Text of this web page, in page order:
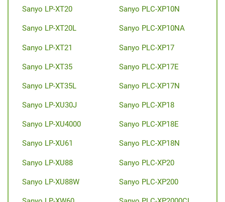
Sanyo LP-XT20
Sanyo LP-XT20L
Sanyo LP-XT21
Sanyo LP-XT35
Sanyo LP-XT35L
Sanyo LP-XU30J
Sanyo LP-XU4000
Sanyo LP-XU61
Sanyo LP-XU88
Sanyo LP-XU88W
Sanyo PLC-XP10N
Sanyo PLC-XP10NA
Sanyo PLC-XP17
Sanyo PLC-XP17E
Sanyo PLC-XP17N
Sanyo PLC-XP18
Sanyo PLC-XP18E
Sanyo PLC-XP18N
Sanyo PLC-XP20
Sanyo PLC-XP200